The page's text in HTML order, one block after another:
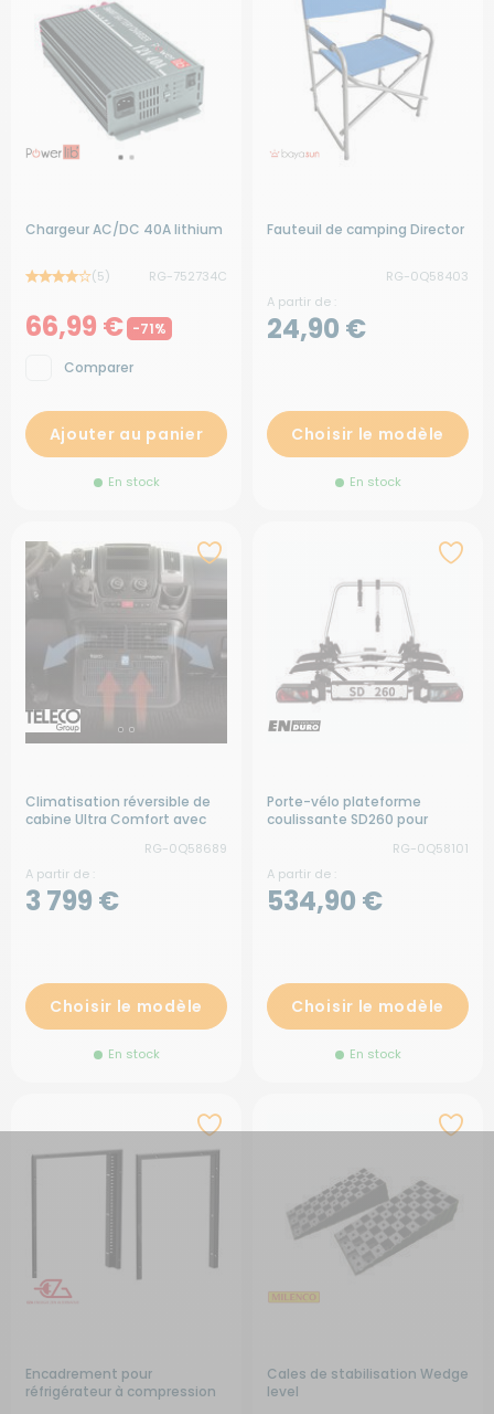
Chargeur AC/DC 40A lithium
(5) RG-752734C
66,99 € -71%
Comparer
Ajouter au panier
En stock
Fauteuil de camping Director
RG-0Q58403
A partir de :
24,90 €
Choisir le modèle
En stock
Climatisation réversible de
cabine Ultra Comfort avec
RG-0Q58689
A partir de :
3 799 €
Choisir le modèle
En stock
Porte-vélo plateforme
coulissante SD260 pour
RG-0Q58101
A partir de :
534,90 €
Choisir le modèle
En stock
Encadrement pour
réfrigérateur à compression
Cales de stabilisation Wedge
level